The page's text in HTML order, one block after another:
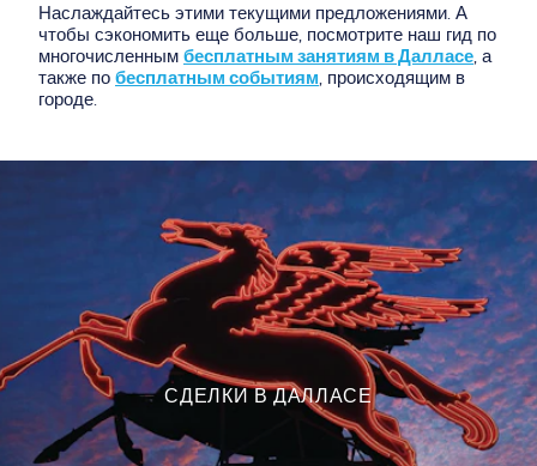
Наслаждайтесь этими текущими предложениями. А
чтобы сэкономить еще больше, посмотрите наш гид по
многочисленным бесплатным занятиям в Далласе, а
также по бесплатным событиям, происходящим в
городе.
СДЕЛКИ В ДАЛЛАСЕ